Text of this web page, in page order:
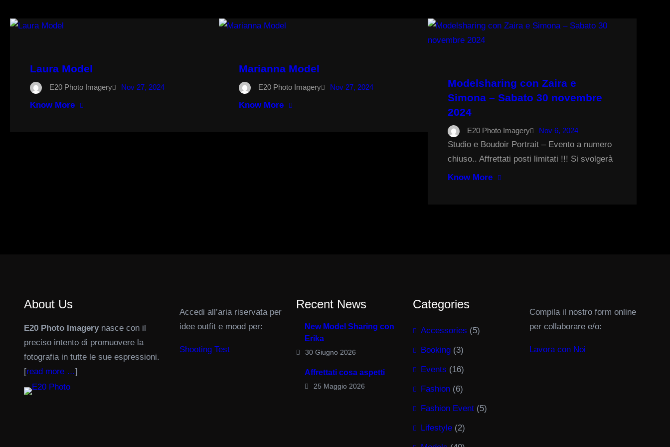
Laura Model
E20 Photo Imagery Nov 27, 2024
Know More
Marianna Model
E20 Photo Imagery Nov 27, 2024
Know More
Modelsharing con Zaira e
Simona – Sabato 30 novembre
2024
E20 Photo Imagery Nov 6, 2024
Studio e Boudoir Portrait – Evento a numero
chiuso.. Affrettati posti limitati !!! Si svolgerà
Know More
About Us
E20 Photo Imagerynasce con il
preciso intento di promuovere la
fotografia in tutte le sue espressioni.
[read more …]
Accedi all’aria riservata per
idee outfit e mood per:
Shooting Test
Recent News
New Model Sharing con
Erika
30 Giugno 2026
Affrettati cosa aspetti
25 Maggio 2026
Categories
Accessories (5)
Booking (3)
Events (16)
Fashion (6)
Fashion Event (5)
Lifestyle (2)
Compila il nostro form online
per collaborare e/o:
Lavora con Noi